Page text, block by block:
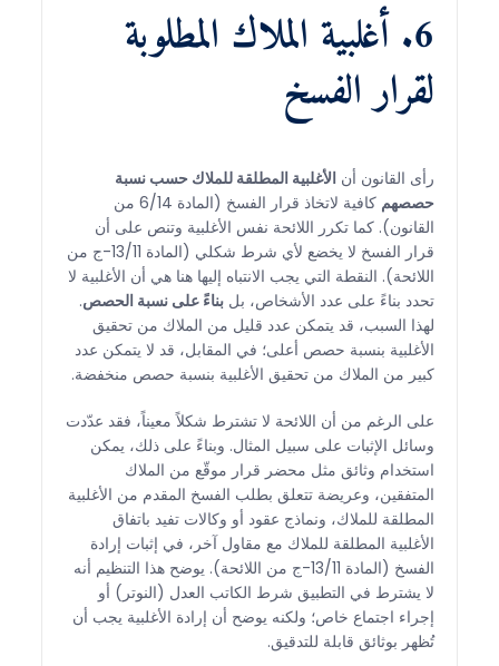
6. أغلبية الملاك المطلوبة
لقرار الفسخ
رأى القانون أنالأغلبية المطلقة للملاك حسب نسبة
حصصهم
كافية لاتخاذ قرار الفسخ (المادة 6/14 من
القانون). كما تكرر اللائحة نفس الأغلبية وتنص على أن
قرار الفسخ لا يخضع لأي شرط شكلي (المادة 13/11-ج من
اللائحة). النقطة التي يجب الانتباه إليها هنا هي أن الأغلبية لا
تحدد بناءً على عدد الأشخاص، بلبناءً على نسبة الحصص.
لهذا السبب، قد يتمكن عدد قليل من الملاك من تحقيق
الأغلبية بنسبة حصص أعلى؛ في المقابل، قد لا يتمكن عدد
كبير من الملاك من تحقيق الأغلبية بنسبة حصص منخفضة.
على الرغم من أن اللائحة لا تشترط شكلاً معيناً، فقد عدّدت
وسائل الإثبات على سبيل المثال. وبناءً على ذلك، يمكن
استخدام وثائق مثل محضر قرار موقّع من الملاك
المتفقين، وعريضة تتعلق بطلب الفسخ المقدم من الأغلبية
المطلقة للملاك، ونماذج عقود أو وكالات تفيد باتفاق
الأغلبية المطلقة للملاك مع مقاول آخر، في إثبات إرادة
الفسخ (المادة 13/11-ج من اللائحة). يوضح هذا التنظيم أنه
لا يشترط في التطبيق شرط الكاتب العدل (النوتر) أو
إجراء اجتماع خاص؛ ولكنه يوضح أن إرادة الأغلبية يجب أن
تُظهر بوثائق قابلة للتدقيق.